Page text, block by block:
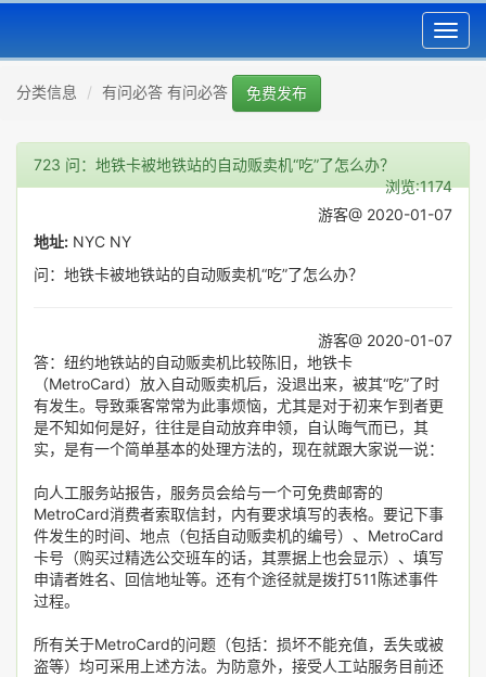
分类信息 有问必答 有问必答 免费发布
723 问：地铁卡被地铁站的自动贩卖机“吃”了怎么办？
浏览:1174
游客@ 2020-01-07
地址: NYC NY
问：地铁卡被地铁站的自动贩卖机“吃”了怎么办？
游客@ 2020-01-07
答：纽约地铁站的自动贩卖机比较陈旧，地铁卡
（MetroCard）放入自动贩卖机后，没退出来，被其“吃”了时
有发生。导致乘客常常为此事烦恼，尤其是对于初来乍到者更
是不知如何是好，往往是自动放弃申领，自认晦气而已，其
实，是有一个简单基本的处理方法的，现在就跟大家说一说：
向人工服务站报告，服务员会给与一个可免费邮寄的
MetroCard消费者索取信封，内有要求填写的表格。要记下事
件发生的时间、地点（包括自动贩卖机的编号）、MetroCard
卡号（购买过精选公交班车的话，其票据上也会显示）、填写
申请者姓名、回信地址等。还有个途径就是拨打511陈述事件
过程。
所有关于MetroCard的问题（包括：损坏不能充值，丢失或被
盗等）均可采用上述方法。为防意外，接受人工站服务目前还